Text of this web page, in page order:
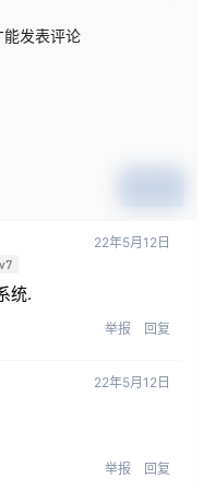
发表评论
22年5月12日
统.
举报 回复
22年5月12日
举报 回复